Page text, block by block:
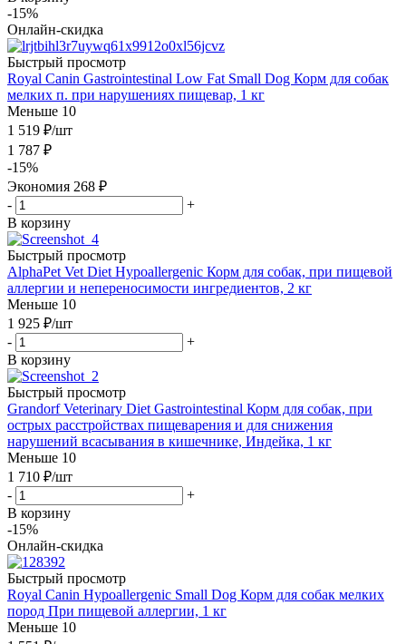
-15%
Онлайн-скидка
Быстрый просмотр
Royal Canin Gastrointestinal Low Fat Small Dog Корм для собак
мелких п. при нарушениях пищевар, 1 кг
Меньше 10
1 519 ₽/шт
1 787 ₽
-15%
Экономия 268 ₽
-
+
В корзину
Быстрый просмотр
AlphaPet Vet Diet Hypoallergenic Корм для собак, при пищевой
аллергии и непереносимости ингредиентов, 2 кг
Меньше 10
1 925 ₽/шт
-
+
В корзину
Быстрый просмотр
Grandorf Veterinary Diet Gastrointestinal Корм для собак, при
острых расстройствах пищеварения и для снижения
нарушений всасывания в кишечнике, Индейка, 1 кг
Меньше 10
1 710 ₽/шт
-
+
В корзину
-15%
Онлайн-скидка
Быстрый просмотр
Royal Canin Hypoallergenic Small Dog Корм для собак мелких
пород При пищевой аллергии, 1 кг
Меньше 10